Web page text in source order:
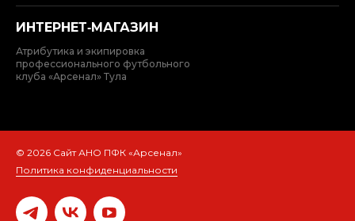
ИНТЕРНЕТ‑МАГАЗИН
Атрибутика и экипировка
профессионального футбольного
клуба «Арсенал» Тула
© 2026 Сайт АНО ПФК «Арсенал»
Политика конфиденциальности